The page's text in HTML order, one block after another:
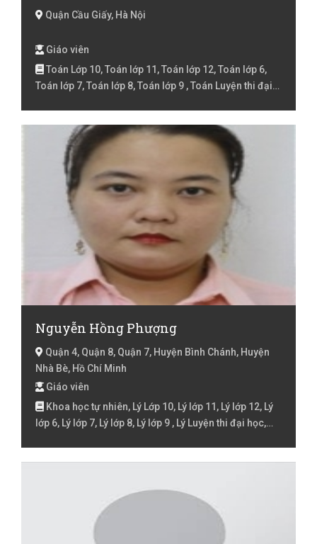
Quận Cầu Giấy, Hà Nội
Giáo viên
Toán Lớp 10, Toán lớp 11, Toán lớp 12, Toán lớp 6,
Toán lớp 7, Toán lớp 8, Toán lớp 9 , Toán Luyện thi đại
Nguyễn Hồng Phượng
Quận 4, Quận 8, Quận 7, Huyện Bình Chánh, Huyện
Nhà Bè, Hồ Chí Minh
Giáo viên
Khoa học tự nhiên, Lý Lớp 10, Lý lớp 11, Lý lớp 12, Lý
lớp 6, Lý lớp 7, Lý lớp 8, Lý lớp 9 , Lý Luyện thi đại học,